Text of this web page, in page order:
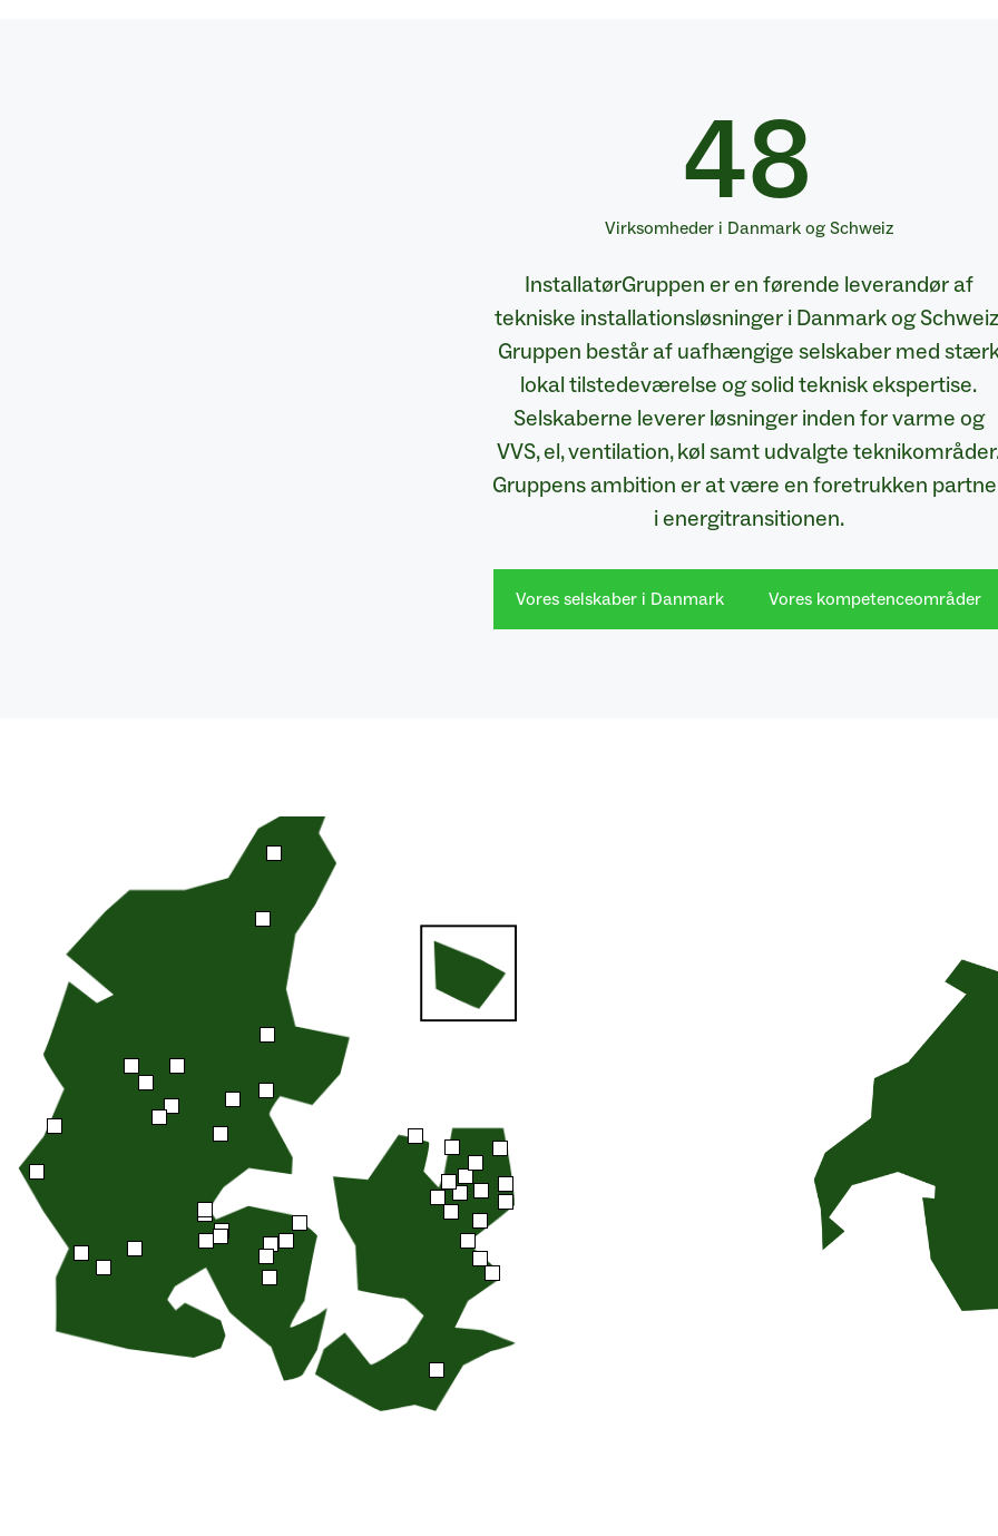
48
Virksomheder i Danmark og Schweiz
InstallatørGruppen er en førende leverandør af
tekniske installationsløsninger i Danmark og
Gruppen består af uafhængige selskaber med
lokal tilstedeværelse og solid teknisk ekspertise.
Selskaberne leverer løsninger inden for varme og
VVS, el, ventilation, køl samt udvalgte
Gruppens ambition er at være en foretrukken
i energitransitionen.
Vores selskaber i Danmark Vores kompetenceområder